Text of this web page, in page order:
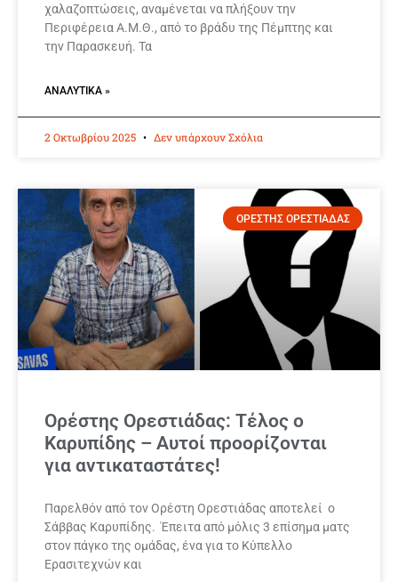
χαλαζοπτώσεις, αναμένεται να πλήξουν την
Περιφέρεια Α.Μ.Θ., από το βράδυ της Πέμπτης και
την Παρασκευή. Τα
ΑΝΑΛΥΤΙΚΆ »
2 Οκτωβρίου 2025 Δεν υπάρχουν Σχόλια
ΟΡΕΣΤΗΣ ΟΡΕΣΤΙΑΔΑΣ
Ορέστης Ορεστιάδας: Τέλος ο
Καρυπίδης – Αυτοί προορίζονται
για αντικαταστάτες!
Παρελθόν από τον Ορέστη Ορεστιάδας αποτελεί ο
Σάββας Καρυπίδης. Έπειτα από μόλις 3 επίσημα ματς
στον πάγκο της ομάδας, ένα για το Κύπελλο
Ερασιτεχνών και